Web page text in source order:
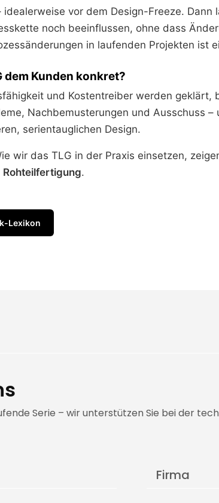
idealerweise vor dem Design-Freeze. Dann
noch beeinflussen, ohne dass
in laufenden Projekten ist
dem Kunden konkret?
und Kostentreiber werden geklärt,
Nachbemusterungen und Ausschuss –
serientauglichen Design.
wir das TLG in der Praxis einsetzen,
Rohteilfertigung.
Lexikon
Serie – wir unterstützen Sie bei der